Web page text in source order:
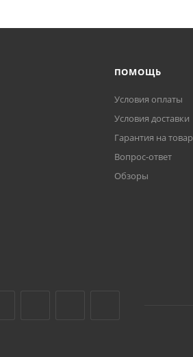
ПОМОЩЬ
Условия оплаты
Условия доставки
Гарантия на товар
Вопрос-ответ
Обзоры